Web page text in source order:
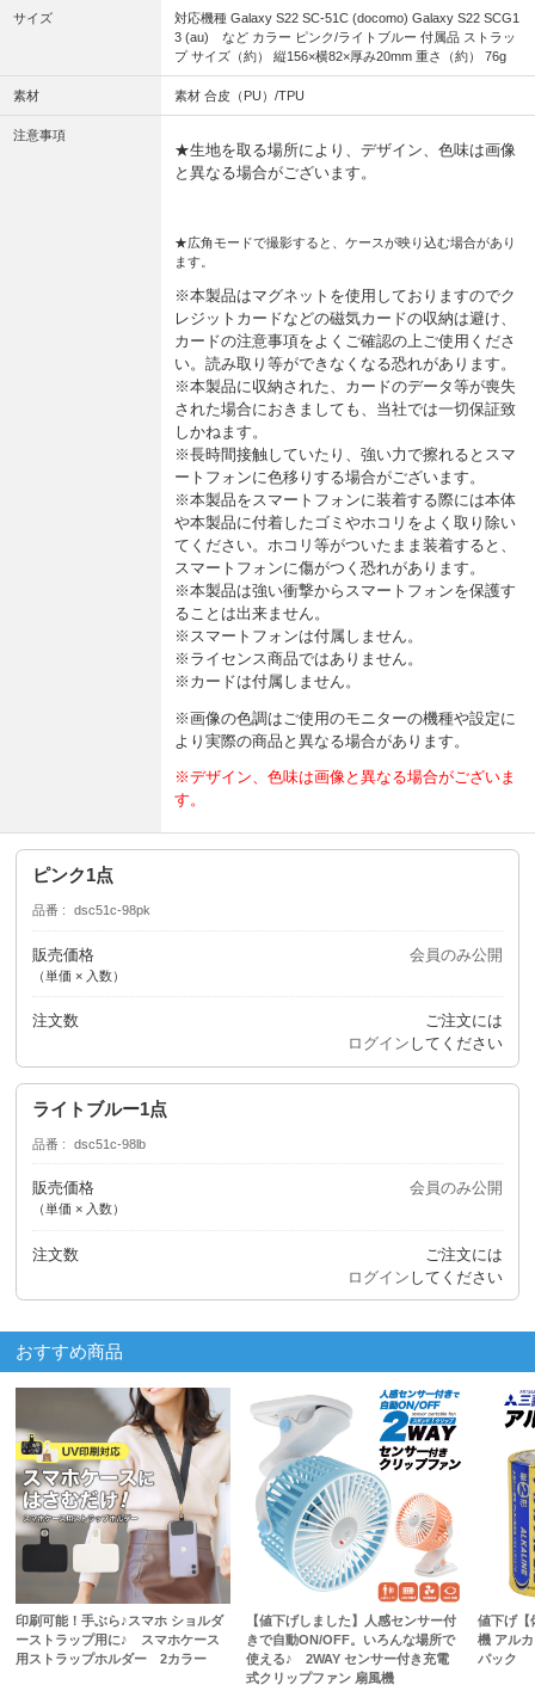
サイズ
対応機種 Galaxy S22 SC-51C (docomo) Galaxy S22 SCG1
3 (au) など カラー ピンク/ライトブルー 付属品 ストラッ
プ サイズ（約） 縦156×横82×厚み20mm 重さ（約） 76g
素材 素材 合皮（PU）/TPU
注意事項
★生地を取る場所により、デザイン、色味は画像
と異なる場合がございます。
★広角モードで撮影すると、ケースが映り込む場合があり
ます。
※本製品はマグネットを使用しておりますのでク
レジットカードなどの磁気カードの収納は避け、
カードの注意事項をよくご確認の上ご使用くださ
い。読み取り等ができなくなる恐れがあります。
※本製品に収納された、カードのデータ等が喪失
された場合におきましても、当社では一切保証致
しかねます。
※長時間接触していたり、強い力で擦れるとスマ
ートフォンに色移りする場合がございます。
※本製品をスマートフォンに装着する際には本体
や本製品に付着したゴミやホコリをよく取り除い
てください。ホコリ等がついたまま装着すると、
スマートフォンに傷がつく恐れがあります。
※本製品は強い衝撃からスマートフォンを保護す
ることは出来ません。
※スマートフォンは付属しません。
※ライセンス商品ではありません。
※カードは付属しません。
※画像の色調はご使用のモニターの機種や設定に
より実際の商品と異なる場合があります。
※デザイン、色味は画像と異なる場合がございま
す。
ピンク1点
品番 dsc51c-98pk
販売価格
（単価 × 入数）
会員のみ公開
注文数
ご注文には
ログイン してください
ライトブルー1点
品番 dsc51c-98lb
販売価格
（単価 × 入数）
会員のみ公開
注文数
ご注文には
ログイン してください
おすすめ商品
印刷可能！手ぶら♪スマホ ショルダ
ーストラップ用に♪ スマホケース
用ストラップホルダー 2カラー
【値下げしました】人感センサー付
きで自動ON/OFF。いろんな場所で
使える♪ 2WAY センサー付き充電
式クリップファン 扇風機
値下げ【
機 アル
パック